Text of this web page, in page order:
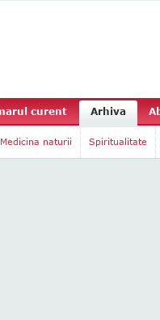
curent Arhiva
Medicina naturii Spiritualitate